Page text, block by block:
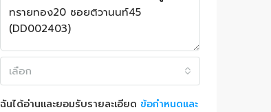
เลือก
ฉันได้อ่านและยอมรับรายละเอียด ข้อกำหนดและ